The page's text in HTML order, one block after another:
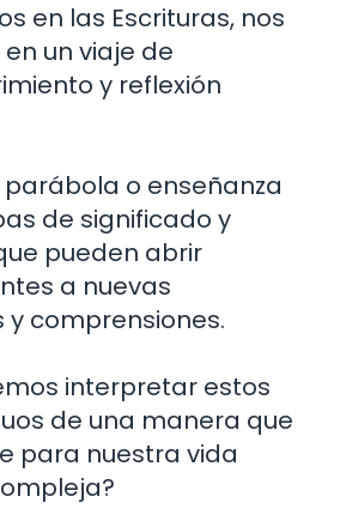
en las Escrituras, nos
un viaje de
y reflexión
o enseñanza
de significado y
pueden abrir
a nuevas
comprensiones.
interpretar estos
de una manera que
para nuestra vida